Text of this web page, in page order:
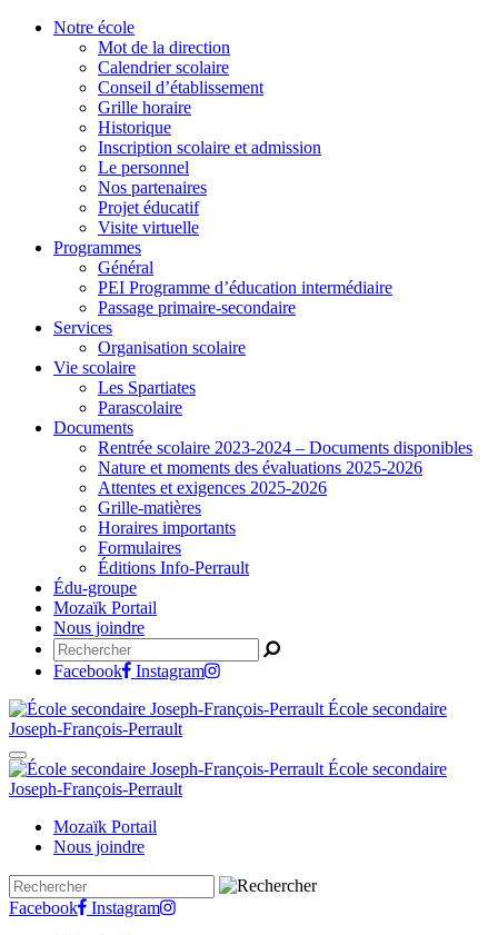
Notre école
Mot de la direction
Calendrier scolaire
Conseil d’établissement
Grille horaire
Historique
Inscription scolaire et admission
Le personnel
Nos partenaires
Projet éducatif
Visite virtuelle
Programmes
Général
PEI Programme d’éducation intermédiaire
Passage primaire-secondaire
Services
Organisation scolaire
Vie scolaire
Les Spartiates
Parascolaire
Documents
Rentrée scolaire 2023-2024 – Documents disponibles
Nature et moments des évaluations 2025-2026
Attentes et exigences 2025-2026
Grille-matières
Horaires importants
Formulaires
Éditions Info-Perrault
Édu-groupe
Mozaïk Portail
Nous joindre
Facebook
Instagram
École secondaire
Joseph-François-Perrault
École secondaire
Joseph-François-Perrault
Mozaïk Portail
Nous joindre
Facebook
Instagram